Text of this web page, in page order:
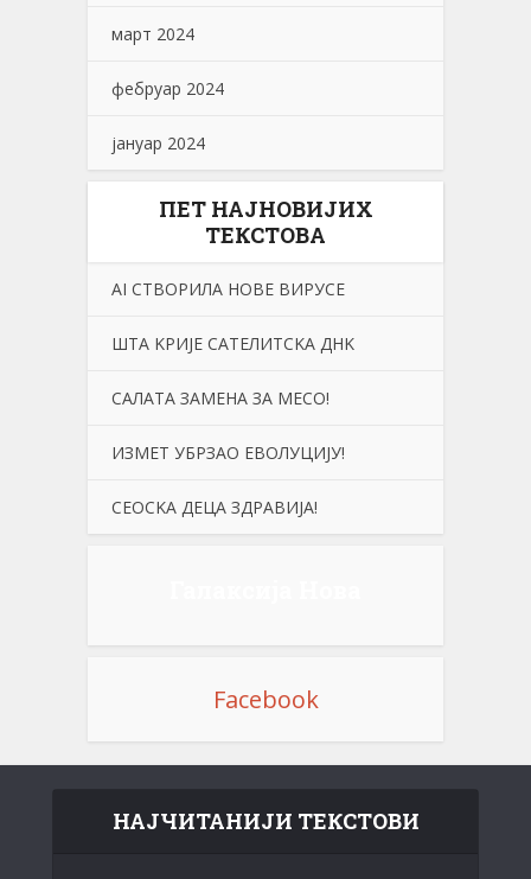
март 2024
фебруар 2024
јануар 2024
ПЕТ НАЈНОВИЈИХ
ТЕКСТОВА
АI СТВОРИЛА НОВЕ ВИРУСЕ
ШТА KРИЈЕ САТЕЛИТСKА ДНK
САЛАТА ЗАМЕНА ЗА МЕСО!
ИЗМЕТ УБРЗАО ЕВОЛУЦИЈУ!
СЕОСKА ДЕЦА ЗДРАВИЈА!
Facebook
НАЈЧИТАНИЈИ ТЕКСТОВИ